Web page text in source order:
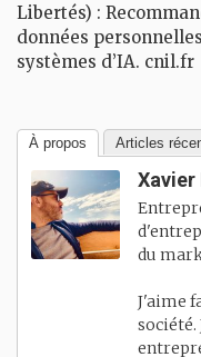
Libertés) :
données
systèmes d’IA. cnil.fr
À propos Articles
Xavier
du
J'aime